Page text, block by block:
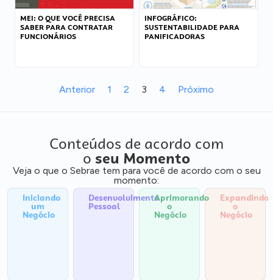
MEI: O QUE VOCÊ PRECISA
SABER PARA CONTRATAR
FUNCIONÁRIOS
INFOGRÁFICO:
SUSTENTABILIDADE PARA
PANIFICADORAS
Anterior 1 2 3 4 Próximo
Conteúdos de acordo com
o seu Momento
Veja o que o Sebrae tem para você de acordo com o seu
momento:
Iniciando
um
Negócio
Desenvolvimento
Pessoal
Aprimorando
o
Negócio
Expandindo
o
Negócio